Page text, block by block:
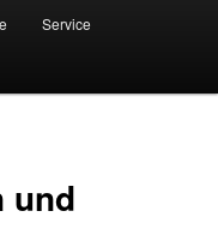
Service
und